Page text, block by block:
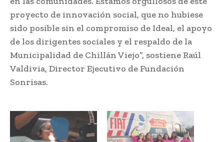
proyecto de innovación social, que no hubiese
sido posible sin el compromiso de Ideal, el apoyo
de los dirigentes sociales y el respaldo de la
Municipalidad de Chillán Viejo”, sostiene Raúl
Valdivia, Director Ejecutivo de Fundación
Sonrisas.